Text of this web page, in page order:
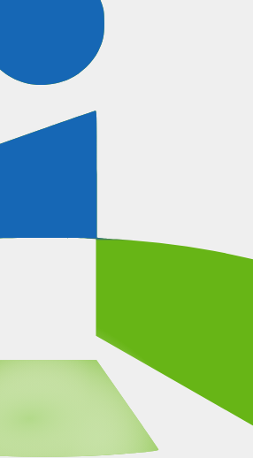
Certificeringen
Wanneer kunnen wij bellen?
We gebruiken natuurlijk onze eigen
Plan hier je eigen afspraak in
Algemene Voorwaarden Privacy Statement
Referenties
Copyright © 2026 i-